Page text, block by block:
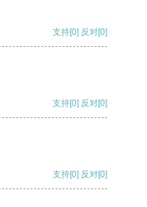
支持[0] 反对[0]
支持[0] 反对[0]
支持[0] 反对[0]